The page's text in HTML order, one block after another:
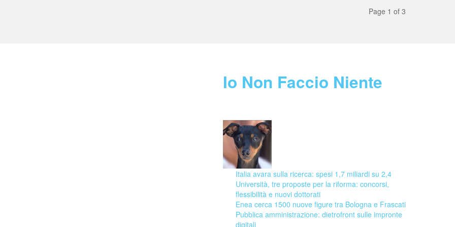
Page 1 of 3
Io Non Faccio Niente
Italia avara sulla ricerca: spesi 1,7 miliardi su 2,4
Università, tre proposte per la riforma: concorsi,
flessibilità e nuovi dottorati
Enea cerca 1500 nuove figure tra Bologna e Frascati
Pubblica amministrazione: dietrofront sulle impronte
digitali